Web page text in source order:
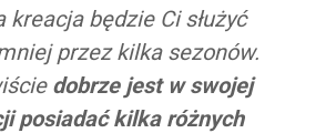
kreacja będzie Ci służyć
przez kilka sezonów.
dobrze jest w swojej
posiadać kilka różnych